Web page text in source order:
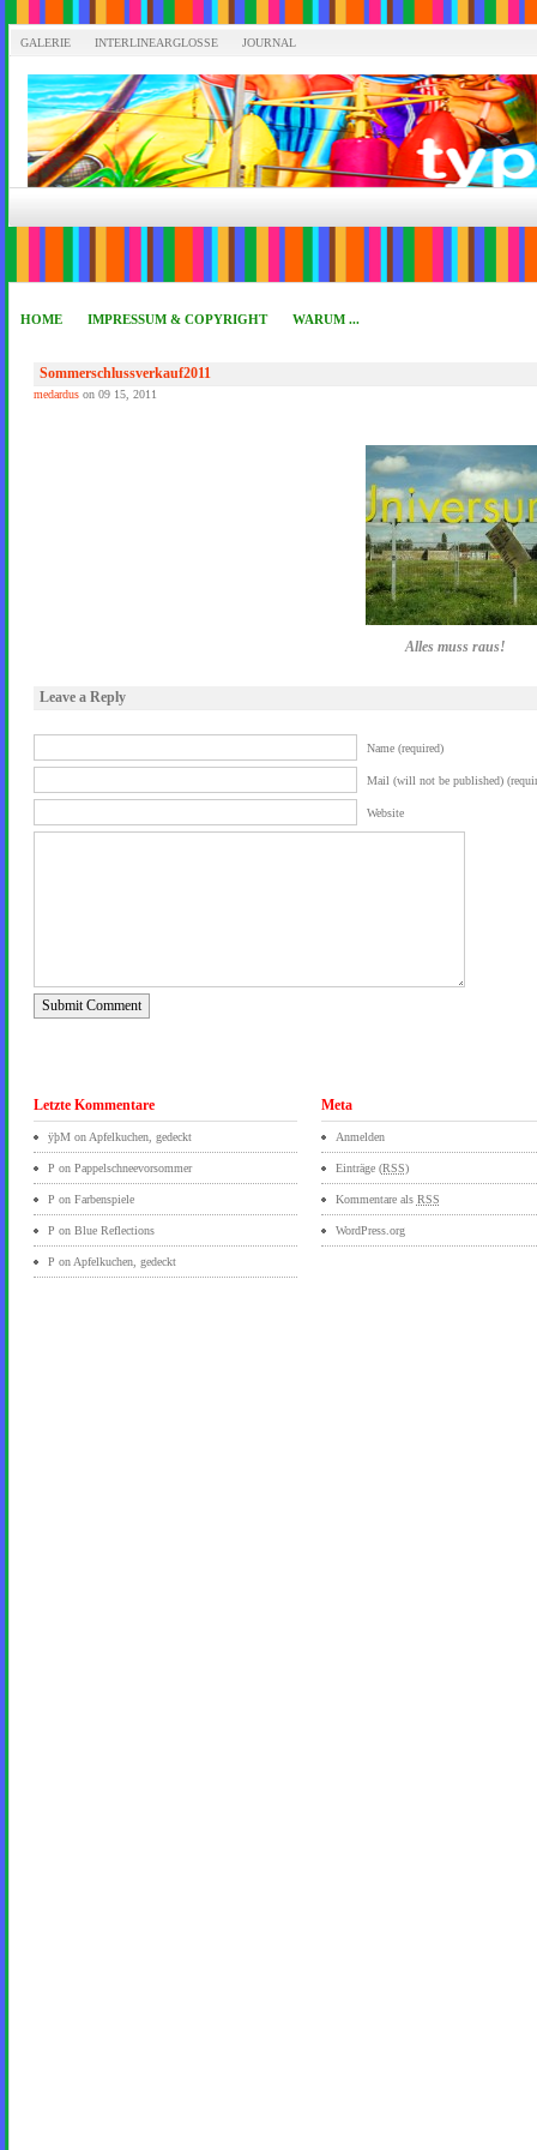
GALERIE INTERLINEARGLOSSE JOURNAL
HOME IMPRESSUM & COPYRIGHT WARUM ...
Sommerschlussverkauf2011
medarduson 09 15, 2011
Alles muss raus!
Leave a Reply
Name (required)
Mail (will not be published)
Website
Submit Comment
Letzte Kommentare
ÿþMon Apfelkuchen, gedeckt
P on Pappelschneevorsommer
P on Farbenspiele
P on Blue Reflections
P on Apfelkuchen, gedeckt
Meta
Anmelden
Einträge (RSS)
Kommentare als RSS
WordPress.org